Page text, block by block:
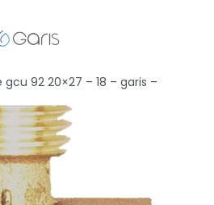
92 20×27 – 18 – garis –